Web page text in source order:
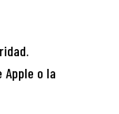
o la